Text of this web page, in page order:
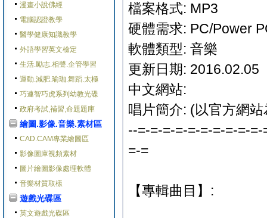
漫畫小說佛經
電腦認證教學
醫學健康知識教學
外語學習英文檢定
生活.勵志.相聲.企管學習
運動.減肥.瑜珈.舞蹈.太極
巧連智巧虎系列幼教光碟
政府考試,補習,命題題庫
繪圖.影像.音樂.素材區
CAD.CAM專業繪圖區
影像圖庫視頻素材
圖片繪圖影像處理軟體
音樂材質取樣
遊戲光碟區
英文遊戲光碟區
檔案格式: MP3
硬體需求: PC/Power
軟體類型: 音樂
更新日期: 2016.02.05
中文網站:
唱片簡介: (以官方網
--=-=-=-=-=-=-=-=-=-
=-=
【專輯曲目】: